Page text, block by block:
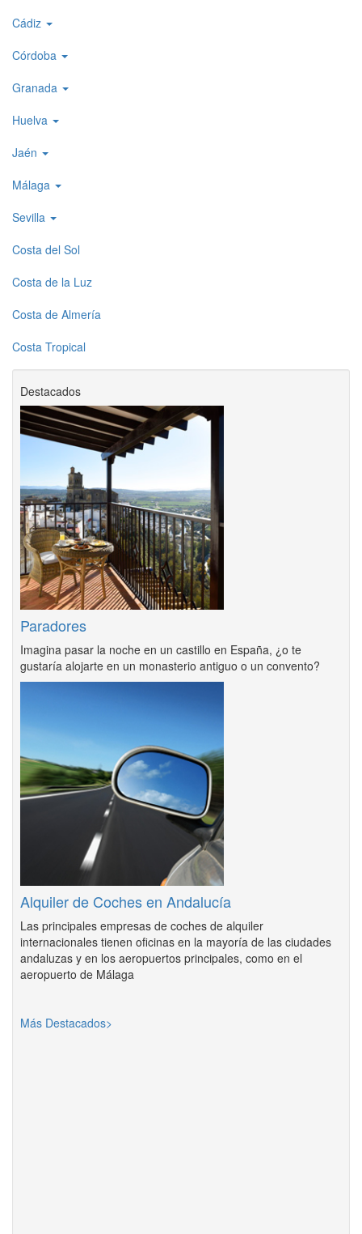
1
Cádiz
Córdoba
Granada
Huelva
Jaén
Málaga
Sevilla
Costa del Sol
Costa de la Luz
Costa de Almería
Costa Tropical
Destacados
Paradores
Imagina pasar la noche en un castillo en España, ¿o te
gustaría alojarte en un monasterio antiguo o un convento?
Alquiler de Coches en Andalucía
Las principales empresas de coches de alquiler
internacionales tienen oficinas en la mayoría de las ciudades
andaluzas y en los aeropuertos principales, como en el
aeropuerto de Málaga
Más Destacados>